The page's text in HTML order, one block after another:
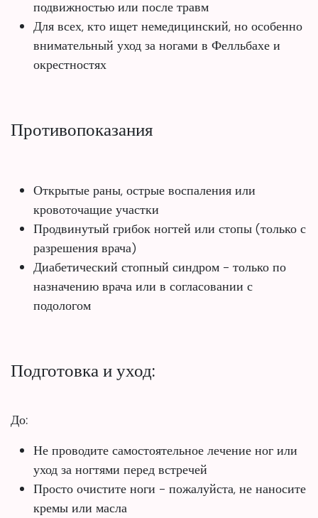
подвижностью или после травм
Для всех, кто ищет немедицинский, но особенно
внимательный уход за ногами в Фелльбахе и
окрестностях
Противопоказания
Открытые раны, острые воспаления или
кровоточащие участки
Продвинутый грибок ногтей или стопы (только с
разрешения врача)
Диабетический стопный синдром - только по
назначению врача или в согласовании с
подологом
Подготовка и уход:
До:
Не проводите самостоятельное лечение ног или
уход за ногтями перед встречей
Просто очистите ноги - пожалуйста, не наносите
кремы или масла